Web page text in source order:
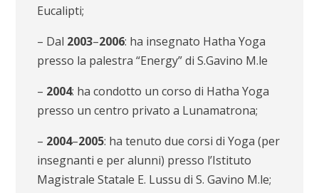
Eucalipti;
– Dal 2003–2006: ha insegnato Hatha Yoga
presso la palestra “Energy” di S.Gavino M.le
– 2004: ha condotto un corso di Hatha Yoga
presso un centro privato a Lunamatrona;
– 2004–2005: ha tenuto due corsi di Yoga (per
insegnanti e per alunni) presso l’Istituto
Magistrale Statale E. Lussu di S. Gavino M.le;